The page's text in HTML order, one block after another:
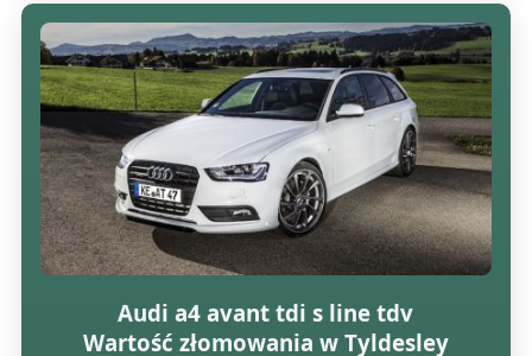
Audi a4 avant tdi s line tdv
Wartość złomowania w Tyldesley